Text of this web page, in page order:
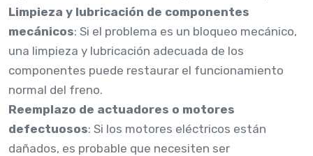
Limpieza y lubricación de componentes
mecánicos: Si el problema es un bloqueo mecánico,
una limpieza y lubricación adecuada de los
componentes puede restaurar el funcionamiento
normal del freno.
Reemplazo de actuadores o motores
defectuosos: Si los motores eléctricos están
dañados, es probable que necesiten ser